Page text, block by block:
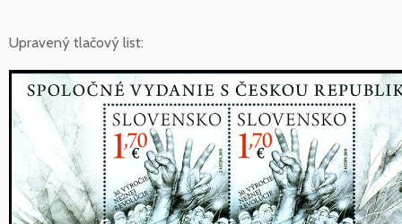
Upravený tlačový list: